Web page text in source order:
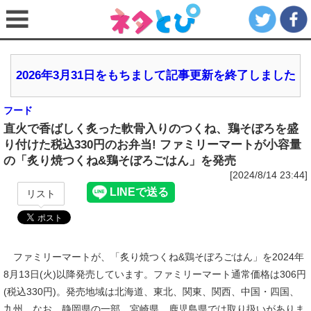
2026年3月31日をもちまして記事更新を終了しました
フード
直火で香ばしく炙った軟骨入りのつくね、鶏そぼろを盛
り付けた税込330円のお弁当! ファミリーマートが小容量
の「炙り焼つくね&鶏そぼろごはん」を発売
[2024/8/14 23:44]
リスト
ファミリーマートが、「炙り焼つくね&鶏そぼろごはん」を2024年
8月13日(火)以降発売しています。ファミリーマート通常価格は306円
(税込330円)。発売地域は北海道、東北、関東、関西、中国・四国、